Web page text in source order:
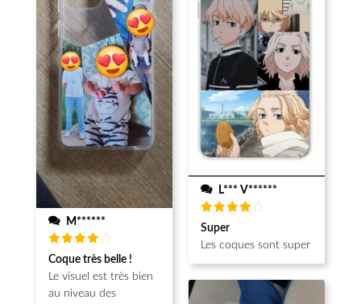
M******
Note4
sur 5
Coque très belle !
Le visuel est très bien
au niveau des
L*** V******
Note
sur 5
Super
Les coques sont super